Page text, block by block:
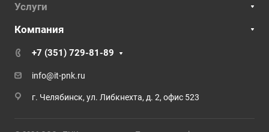
Услуги
Компания
+7 (351) 729-81-89
info@it-pnk.ru
г. Челябинск, ул. Либкнехта, д. 2, офис 523